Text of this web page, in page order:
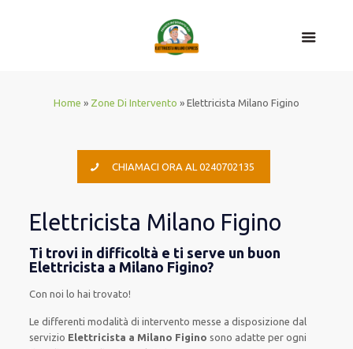
Home » Zone Di Intervento » Elettricista Milano Figino
CHIAMACI ORA AL 0240702135
Elettricista Milano Figino
Ti trovi in difficoltà e ti serve un buon
Elettricista a Milano Figino?
Con noi lo hai trovato!
Ledifferenti modalità diintervento messe a disposizione dal
servizio Elettricista a Milano Figino sono adatte perogni